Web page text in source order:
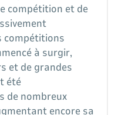
compétition et de
compétitions
à surgir,
et de grandes
été
de nombreux
encore sa